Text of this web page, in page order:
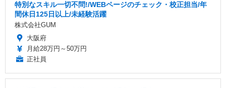
特別なスキル一切不問!/WEBページのチェック・校正担当/年
間休日125日以上/未経験活躍
株式会社GUM
大阪府
月給28万円～50万円
正社員